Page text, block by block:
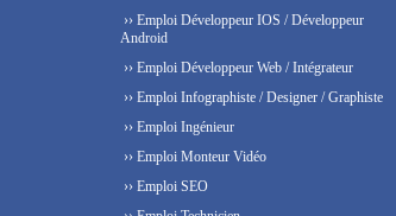
›› Emploi Développeur IOS / Développeur
Android
›› Emploi Développeur Web / Intégrateur
›› Emploi Infographiste / Designer / Graphiste
›› Emploi Ingénieur
›› Emploi Monteur Vidéo
›› Emploi SEO